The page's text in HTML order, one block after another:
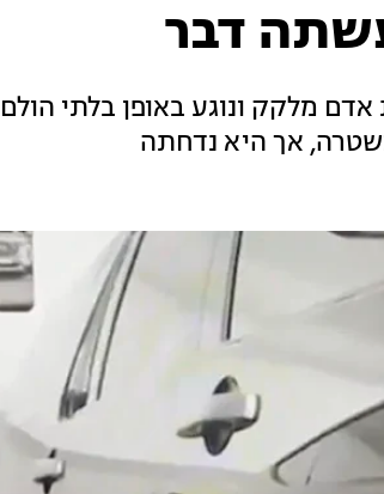
דבר
מלקק ונוגע באופן בלתי
אך היא נדחתה